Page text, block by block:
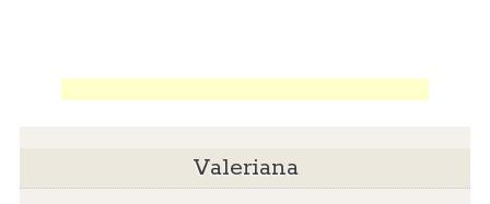
Valeriana